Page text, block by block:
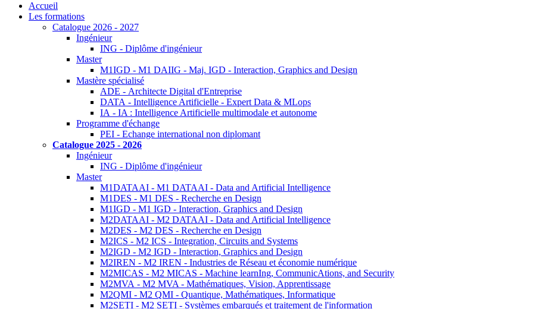
Accueil
Les formations
Catalogue 2026 - 2027
Ingénieur
ING - Diplôme d'ingénieur
Master
M1IGD - M1 DAIIG - Maj. IGD - Interaction, Graphics and Design
Mastère spécialisé
ADE - Architecte Digital d'Entreprise
DATA - Intelligence Artificielle - Expert Data & MLops
IA - IA : Intelligence Artificielle multimodale et autonome
Programme d'échange
PEI - Echange international non diplomant
Catalogue 2025 - 2026
Ingénieur
ING - Diplôme d'ingénieur
Master
M1DATAAI - M1 DATAAI - Data and Artificial Intelligence
M1DES - M1 DES - Recherche en Design
M1IGD - M1 IGD - Interaction, Graphics and Design
M2DATAAI - M2 DATAAI - Data and Artificial Intelligence
M2DES - M2 DES - Recherche en Design
M2ICS - M2 ICS - Integration, Circuits and Systems
M2IGD - M2 IGD - Interaction, Graphics and Design
M2IREN - M2 IREN - Industries de Réseau et économie numérique
M2MICAS - M2 MICAS - Machine learnIng, CommunicAtions, and Security
M2MVA - M2 MVA - Mathématiques, Vision, Apprentissage
M2QMI - M2 QMI - Quantique, Mathématiques, Informatique
M2SETI - M2 SETI - Systèmes embarqués et traitement de l'information